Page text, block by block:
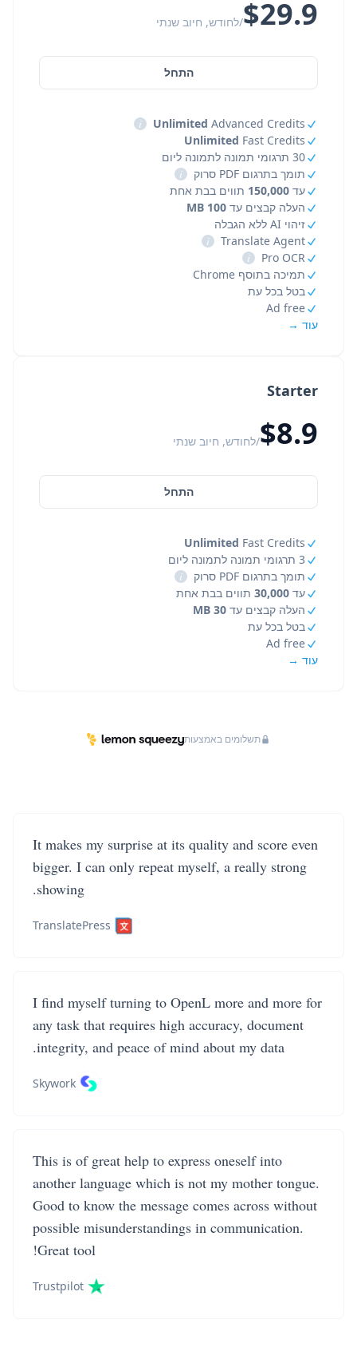
Starter
$8.9/לחודש, חיוב שנתי
התחל
Unlimited Fast Credits
3 תרגומי תמונה לתמונה ליום
תומך בתרגום PDF סרוק
i
עד 30,000 תווים בבת אחת
העלה קבצים עד 30 MB
בטל בכל עת
Ad free
עוד →
$29.9/לחודש, חיוב שנתי
התחל
Unlimited Advanced Credits
i
Unlimited Fast Credits
30 תרגומי תמונה לתמונה ליום
תומך בתרגום PDF סרוק
i
עד 150,000 תווים בבת אחת
העלה קבצים עד 100 MB
זיהוי AI ללא הגבלה
Translate Agent
i
Pro OCR
i
תמיכה בתוסף Chrome
בטל בכל עת
Ad free
עוד →
תשלומים באמצעות
It makes my surprise at its quality and score even
bigger. I can only repeat myself, a really strong
showing.
TranslatePress
I find myself turning to OpenL more and more for
any task that requires high accuracy, document
integrity, and peace of mind about my data.
Skywork
This is of great help to express oneself into
another language which is not my mother tongue.
Good to know the message comes across without
possible misunderstandings in communication.
Great tool!
Trustpilot